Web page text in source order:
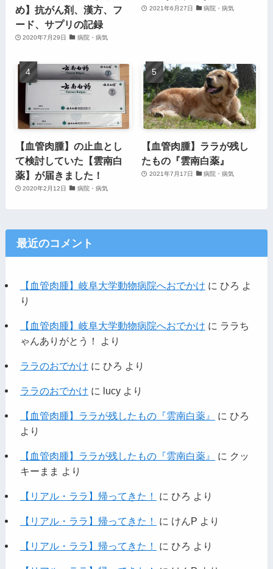
め】抗がん剤、漢方、フ
ード、サプリの記録
2020年7月29日 病院・病気
2021年6月27日 病院・病気
【血管肉腫】の止血とし
て検討していた【雲南白
薬】が届きました！
2020年2月12日 病院・病気
【血管肉腫】ララが残し
たもの『雲南白薬』
2021年7月17日 病院・病気
最近のコメント
【血管肉腫】岐阜大学動物病院へおでかけ に ひろ よ
り
【血管肉腫】岐阜大学動物病院へおでかけ に ララち
ゃんありがとう！
より
ララのおでかけ に ひろ より
ララのおでかけ に lucyより
【血管肉腫】ララが残したもの『雲南白薬』 に ひろ
より
【血管肉腫】ララが残したもの『雲南白薬』 に クッ
キーまま より
【リアル・ララ】帰ってきた！ に ひろ より
【リアル・ララ】帰ってきた！ に けんP より
【リアル・ララ】帰ってきた！ に ひろ より